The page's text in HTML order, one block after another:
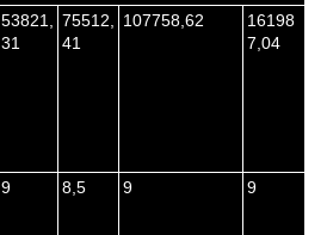
53821,
31
75512,
41
107758,62
16198
7,04
9 8,5 9 9